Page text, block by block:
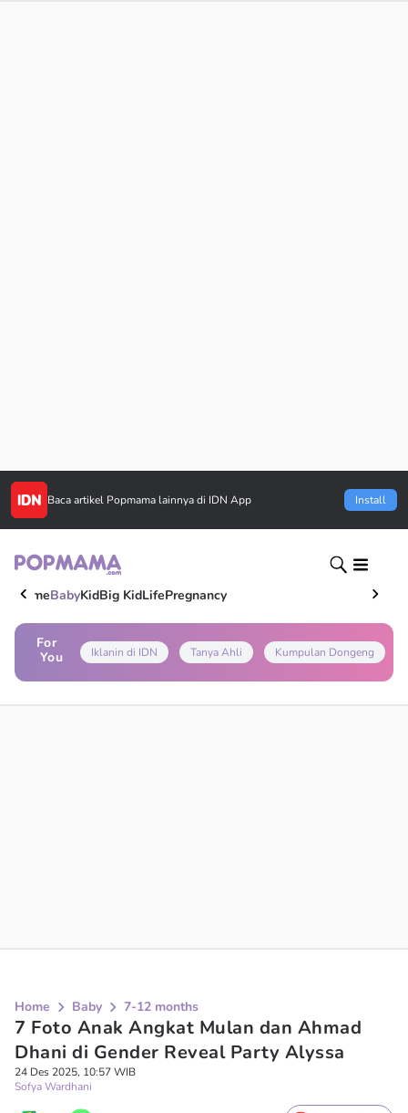
Baca artikel Popmama lainnya di IDN App Install
HomeBabyKidBig KidLifePregnancy
For
You
Iklanin di IDN Tanya Ahli Kumpulan Dongeng
Home Baby 7-12 months
7 Foto Anak Angkat Mulan dan Ahmad
Dhani di Gender Reveal Party Alyssa
24 Des 2025, 10:57 WIB
Sofya Wardhani